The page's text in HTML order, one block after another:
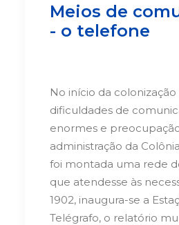
Meios de
- o telefone
No início da colonização
dificuldades de
enormes e
administração da
foi montada uma rede
que atendesse às
1902, inaugura-se a
Telégrafo, o relatório